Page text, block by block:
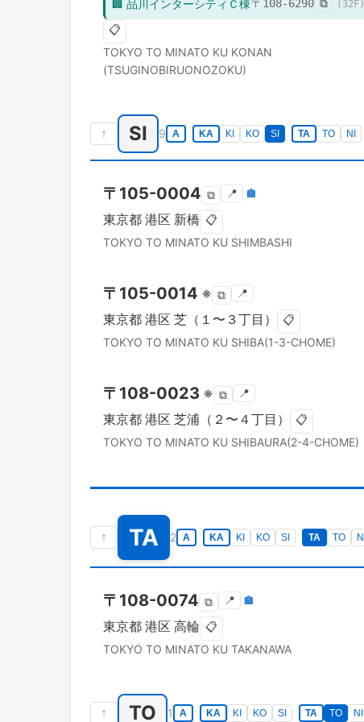
🏢 品川インターシティＣ棟〒 108-6290 ⧉ ( 32 F)
📋
TOKYO TO MINATO KU KONAN
(TSUGINOBIRUONOZOKU)
↑ SI 9 A KA KI KO SI TA TO NI
〒 105-0004 ⧉ 📍 🏣
東京都 港区 新橋 📋
TOKYO TO MINATO KU SHIMBASHI
〒 105-0014 ※ ⧉ 📍
東京都 港区 芝（１〜３丁目） 📋
TOKYO TO MINATO KU SHIBA(1-3-CHOME)
〒 108-0023 ※ ⧉ 📍
東京都 港区 芝浦（２〜４丁目） 📋
TOKYO TO MINATO KU SHIBAURA(2-4-CHOME)
↑ TA 2 A KA KI KO SI TA TO NI
〒 108-0074 ⧉ 📍 🏣
東京都 港区 高輪 📋
TOKYO TO MINATO KU TAKANAWA
↑ TO 1 A KA KI KO SI TA TO NI